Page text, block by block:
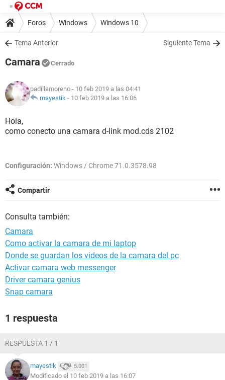
Foros Windows Windows 10
Tema Anterior Siguiente Tema
Camara Cerrado
padillamoreno - 10 feb 2019 a las 04:41
mayestik - 10 feb 2019 a las 16:06
Hola,
como conecto una camara d-link mod.cds 2102
Configuración: Windows / Chrome 71.0.3578.98
Compartir
Consulta también:
Camara
Como activar la camara de mi laptop
Donde se guardan los videos de la camara del pc
Activar camara web messenger
Driver camara genius
Snap camara
1 respuesta
RESPUESTA 1 / 1
mayestik 5.001
Modificado el 10 feb 2019 a las 16:07